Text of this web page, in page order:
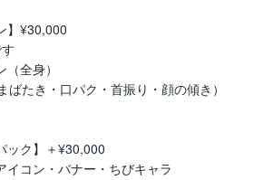
】¥30,000
全身）
ばたき・口パク・首振り・顔の傾き）
ック】＋¥30,000
イコン・バナー・ちびキャラ